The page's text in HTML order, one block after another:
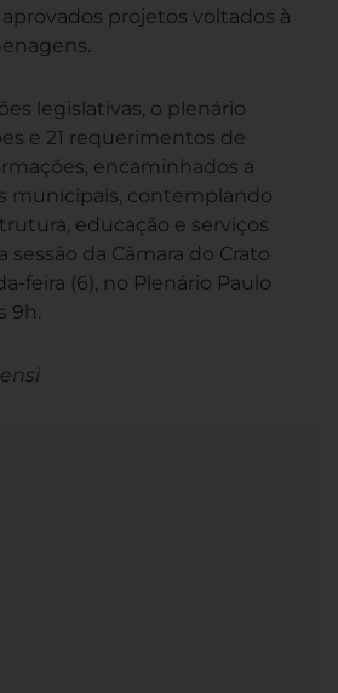
aprovados projetos voltados à
legislativas, o plenário
e 21 requerimentos de
encaminhados a
municipais, contemplando
educação e serviços
sessão da Câmara do Crato
feira (6), no Plenário Paulo
9h.